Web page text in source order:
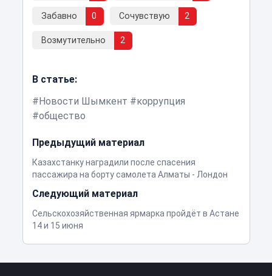
Забавно 0 Сочувствую 2
Возмутительно 2
В статье:
Новости Шымкент
коррупция
общество
Предыдущий материал
Казахстанку наградили после спасения
пассажира на борту самолета Алматы - Лондон
Следующий материал
Сельскохозяйственная ярмарка пройдёт в Астане
14 и 15 июня